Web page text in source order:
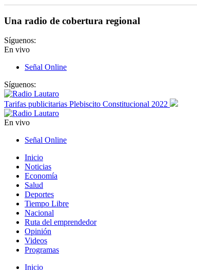
Una radio de cobertura regional
Síguenos:
En vivo
Señal Online
Síguenos:
Tarifas publicitarias Plebiscito Constitucional 2022
En vivo
Señal Online
Inicio
Noticias
Economía
Salud
Deportes
Tiempo Libre
Nacional
Ruta del emprendedor
Opinión
Videos
Programas
Inicio